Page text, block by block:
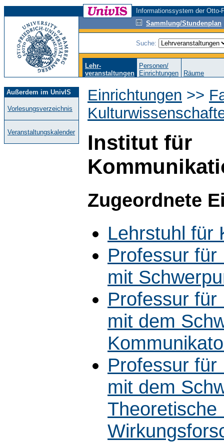
Informationssystem der
Sammlung/Stundenplan
Suche:
Lehr-
veranstaltungen
Personen/
Einrichtungen
Räume
Außerdem im UnivIS
Vorlesungsverzeichnis
Veranstaltungskalender
Einrichtungen >>
Institut für
Zugeordnete
Lehrstuhl für
Professur für
mit
Professur für
mit dem
Professur für
mit dem
Theoretische